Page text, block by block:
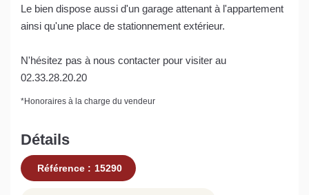
Le bien dispose aussi d'un garage attenant à l'appartement
ainsi qu'une place de stationnement extérieur.
N'hésitez pas à nous contacter pour visiter au
02.33.28.20.20
*Honoraires à la charge du vendeur
Détails
Référence : 15290